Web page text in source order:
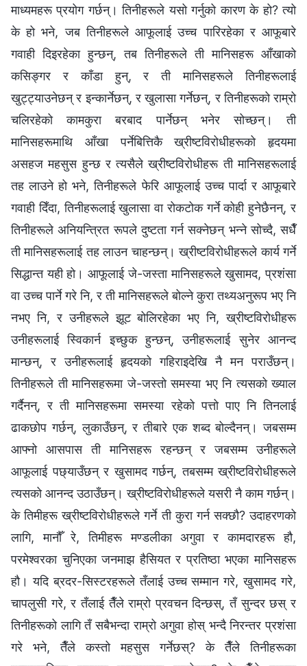
माध्यमहरू प्रयोग गर्छन्। तिनीहरूले यसो गर्नुको कारण के हो? त्यो
के हो भने, जब तिनीहरूले आफूलाई उच्च पारिरहेका र आफूबारे
गवाही दिइरहेका हुन्छन्, तब तिनीहरूले ती मानिसहरू आँखाको
कसिङ्गर र काँडा हुन्, र ती मानिसहरूले तिनीहरूलाई
खुट्ट्याउनेछन् र इन्कार्नेछन्, र खुलासा गर्नेछन्, र तिनीहरूको राम्रो
चलिरहेको कामकुरा बरबाद पार्नेछन् भनेर सोच्छन्। ती
मानिसहरूमाथि आँखा पर्नेबित्तिकै ख्रीष्टविरोधीहरूको हृदयमा
असहज महसुस हुन्छ र त्यसैले ख्रीष्टविरोधीहरू ती मानिसहरूलाई
तह लाउने हो भने, तिनीहरूले फेरि आफूलाई उच्च पार्दा र आफूबारे
गवाही दिँदा, तिनीहरूलाई खुलासा वा रोकटोक गर्ने कोही हुनेछैनन्, र
तिनीहरूले अनियन्त्रित रूपले दुष्टता गर्न सक्नेछन् भन्‍ने सोच्दै, सधैँ
ती मानिसहरूलाई तह लाउन चाहन्छन्। ख्रीष्टविरोधीहरूले कार्य गर्ने
सिद्धान्त यही हो। आफूलाई जे-जस्ता मानिसहरूले खुसामद, प्रशंसा
वा उच्च पार्ने गरे नि, र ती मानिसहरूले बोल्‍ने कुरा तथ्यअनुरूप भए नि
नभए नि, र उनीहरूले झूट बोलिरहेका भए नि, ख्रीष्टविरोधीहरू
उनीहरूलाई स्विकार्न इच्छुक हुन्छन्, उनीहरूलाई सुनेर आनन्द
मान्छन्, र उनीहरूलाई हृदयको गहिराइदेखि नै मन पराउँछन्।
तिनीहरूले ती मानिसहरूमा जे-जस्तो समस्या भए नि त्यसको ख्याल
गर्दैनन्, र ती मानिसहरूमा समस्या रहेको पत्तो पाए नि तिनलाई
ढाकछोप गर्छन्, लुकाउँछन्, र तीबारे एक शब्द बोल्दैनन्। जबसम्म
आफ्नो आसपास ती मानिसहरू रहन्छन् र जबसम्‍म उनीहरूले
आफूलाई पछ्याउँछन् र खुसामद गर्छन्, तबसम्म ख्रीष्टविरोधीहरूले
त्यसको आनन्द उठाउँछन्। ख्रीष्टविरोधीहरूले यसरी नै काम गर्छन्।
के तिमीहरू ख्रीष्टविरोधीहरूले गर्ने ती कुरा गर्न सक्छौ? उदाहरणको
लागि, मानौँ रे, तिमीहरू मण्डलीका अगुवा र कामदारहरू हौ,
परमेश्‍वरका चुनिएका जनमाझ हैसियत र प्रतिष्ठा भएका मानिसहरू
हौ। यदि ब्रदर-सिस्टरहरूले तँलाई उच्च सम्मान गरे, खुसामद गरे,
चापलुसी गरे, र तँलाई तैँले राम्रो प्रवचन दिन्छस्, तँ सुन्दर छस् र
तिनीहरूको लागि तँ सबैभन्दा राम्रो अगुवा होस् भन्दै निरन्तर प्रशंसा
गरे भने, तैँले कस्तो महसुस गर्नेछस्? के तैँले तिनीहरूका